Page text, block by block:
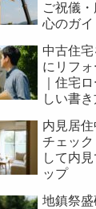
ご祝儀
心のガイ
中古住
にリフ
｜住宅
しい書
内見居
チェッ
して内
ップ
地鎮祭